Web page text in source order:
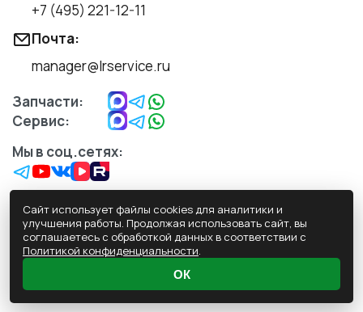
+7 (495) 221-12-11
Почта:
manager@lrservice.ru
Запчасти:
Сервис:
Мы в соц.сетях:
Обработка персональных данных
Пользовательское Соглашение
Сайт использует файлы cookies для аналитики и
улучшения работы. Продолжая использовать сайт, вы
соглашаетесь с обработкой данных в соответствии с
Политикой конфиденциальности.
ОК